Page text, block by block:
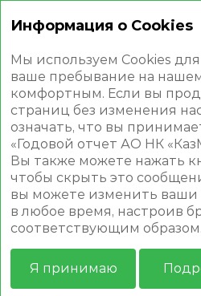
ОБЗОР РЫНКА
Глобальные тенденции
на реализацию
Влияние российско-
Информация о Cookies
Мы используем Cookies
ваше пребывание на
комфортным. Если вы
страниц без изменения
означать, что вы
«Годовой отчет АО НК
Вы также можете нажать
чтобы скрыть это
вы можете изменить ваши
в любое время, настроив
соответствующим образом.
Я принимаю